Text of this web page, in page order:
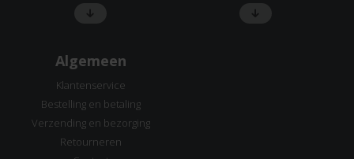
Algemeen
Klantenservice
Bestelling en betaling
Verzending en bezorging
Retourneren